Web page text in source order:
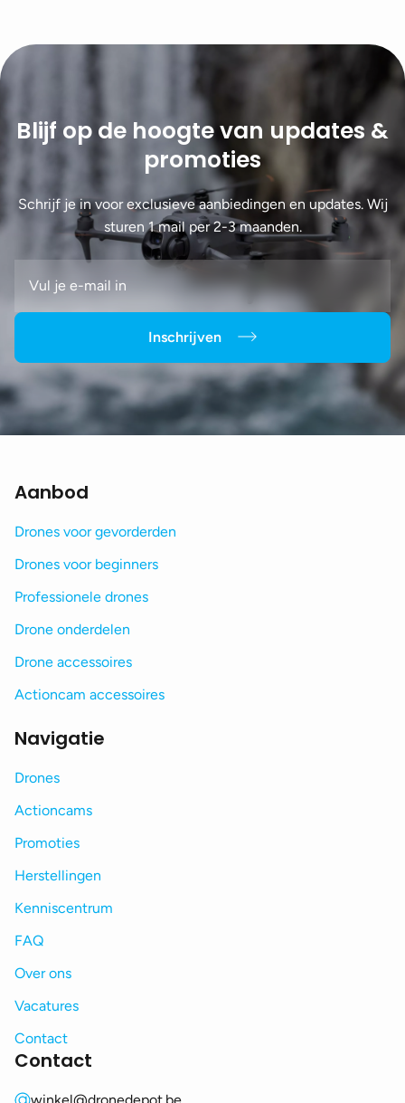
Blijf op de hoogte van updates &
promoties
Schrijf je in voor exclusieve aanbiedingen en updates. Wij
sturen 1 mail per 2-3 maanden.
Inschrijven
Aanbod
Drones voor gevorderden
Drones voor beginners
Professionele drones
Drone onderdelen
Drone accessoires
Actioncam accessoires
Navigatie
Drones
Actioncams
Promoties
Herstellingen
Kenniscentrum
FAQ
Over ons
Vacatures
Contact
Contact